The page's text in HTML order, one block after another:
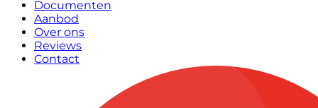
Documenten
Aanbod
Over ons
Reviews
Contact